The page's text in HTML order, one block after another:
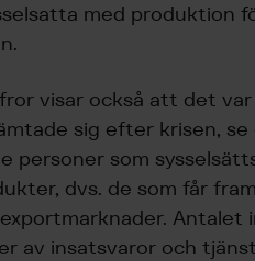
med produktion
visar också att det
sig efter krisen,
personer som
dvs. de som får
Antalet
av insatsvaror och